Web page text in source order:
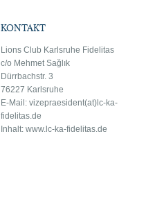
KONTAKT
Lions Club Karlsruhe Fidelitas
c/o Mehmet Sağlık
Dürrbachstr. 3
76227 Karlsruhe
E-Mail: vizepraesident(at)lc-ka-
fidelitas.de
Inhalt: www.lc-ka-fidelitas.de